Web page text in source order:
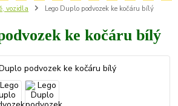
vozidla Lego Duplo podvozek ke kočáru bílý
ke kočáru bílý